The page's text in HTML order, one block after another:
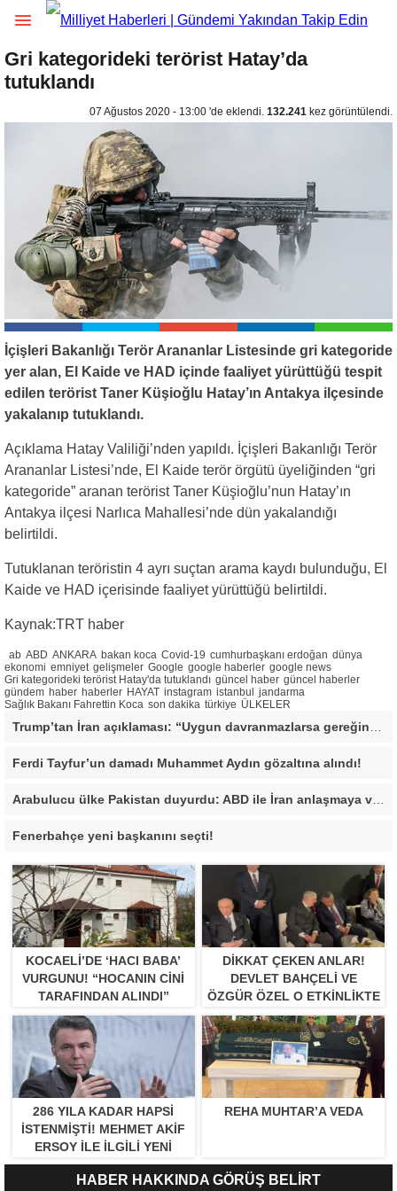
Gri kategorideki terörist Hatay’da
tutuklandı
07 Ağustos 2020 - 13:00 'de eklendi. 132.241 kez görüntülendi.
İçişleri Bakanlığı Terör Arananlar Listesinde gri kategoride
yer alan, El Kaide ve HAD içinde faaliyet yürüttüğü tespit
edilen terörist Taner Küşioğlu Hatay’ın Antakya ilçesinde
yakalanıp tutuklandı.
Açıklama Hatay Valiliği’nden yapıldı. İçişleri Bakanlığı Terör
Arananlar Listesi’nde, El Kaide terör örgütü üyeliğinden “gri
kategoride” aranan terörist Taner Küşioğlu’nun Hatay’ın
Antakya ilçesi Narlıca Mahallesi’nde dün yakalandığı
belirtildi.
Tutuklanan teröristin 4 ayrı suçtan arama kaydı bulunduğu, El
Kaide ve HAD içerisinde faaliyet yürüttüğü belirtildi.
Kaynak:TRT haber
ab ABD ANKARA bakan koca Covid-19 cumhurbaşkanı erdoğan dünya
ekonomi emniyet gelişmeler Google google haberler google news
Gri kategorideki terörist Hatay'da tutuklandı güncel haber güncel haberler
gündem haber haberler HAYAT instagram istanbul
jandarma
Sağlık Bakanı Fahrettin Koca son dakika türkiye ÜLKELER
Trump’tan İran açıklaması: “Uygun davranmazlarsa gereğini yaparım”
Ferdi Tayfur’un damadı Muhammet Aydın gözaltına alındı!
Arabulucu ülke Pakistan duyurdu: ABD ile İran anlaşmaya vardı
Fenerbahçe yeni başkanını seçti!
KOCAELI’DE ‘HACI BABA’
VURGUNU! “HOCANIN CINI
TARAFINDAN ALINDI”
DIKKAT ÇEKEN ANLAR!
DEVLET BAHÇELI VE
ÖZGÜR ÖZEL O ETKINLIKTE
BIR ARAYA GELDILER
286 YILA KADAR HAPSI
ISTENMIŞTI! MEHMET AKIF
ERSOY ILE ILGILI YENI
GELIŞME
REHA MUHTAR’A VEDA
HABER HAKKINDA GÖRÜŞ BELİRT